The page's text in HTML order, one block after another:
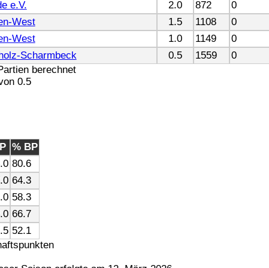
e.V. 2.0 872
0
West 1.5 1108
0
West 1.0 1149
0
Scharmbeck 0.5 1559
0
berechnet
0.5
% BP
80.6
64.3
58.3
66.7
52.1